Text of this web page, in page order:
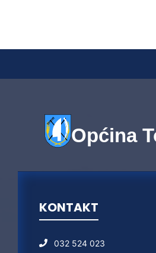
Općina
KONTAKT
032 524 023